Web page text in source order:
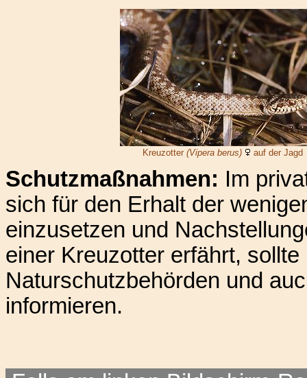
Kreuzotter (Vipera berus) auf der Jagd
Schutzmaßnahmen: Im
sich für den Erhalt der
einzusetzen und
einer Kreuzotter erfährt,
Naturschutzbehörden und
informieren.